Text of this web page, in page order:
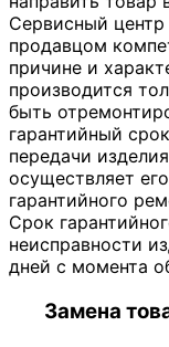
Сервисный центр
продавцом
причине и
производится
быть
гарантийный
передачи
осуществляет
гарантийного
Срок
неисправности
дней с момента
Замена